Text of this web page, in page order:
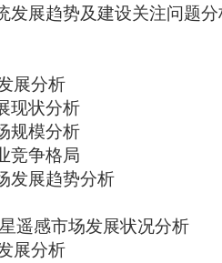
发展趋势及建设关注问题分
展分析
现状分析
规模分析
竞争格局
发展趋势分析
遥感市场发展状况分析
展分析